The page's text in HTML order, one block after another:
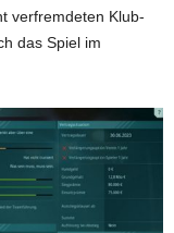
verfremdeten Klub-
das Spiel im